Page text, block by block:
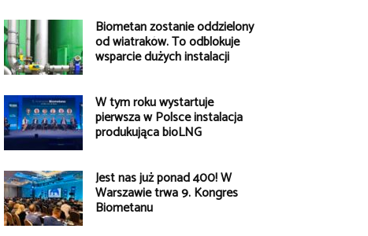
Biometan zostanie oddzielony
od wiatraków. To odblokuje
wsparcie dużych instalacji
W tym roku wystartuje
pierwsza w Polsce instalacja
produkująca bioLNG
Jest nas już ponad 400! W
Warszawie trwa 9. Kongres
Biometanu